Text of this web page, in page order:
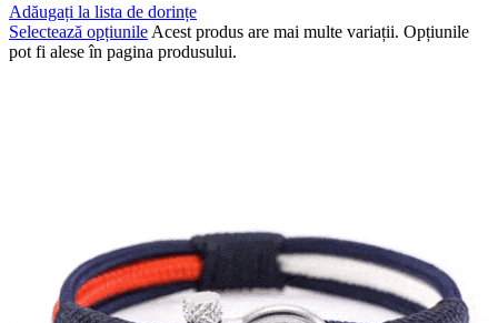
Adăugați la lista de dorințe
Selectează opțiunile Acest produs are mai multe variații. Opțiunile
pot fi alese în pagina produsului.